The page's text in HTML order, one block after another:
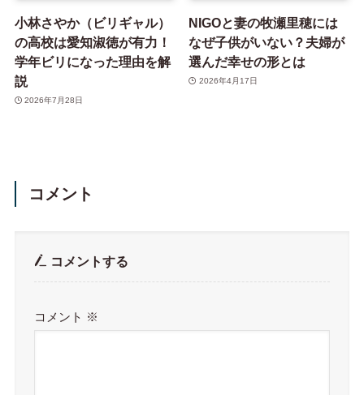
小林さやか（ビリギャル）
の高校は愛知淑徳が有力！
学年ビリになった理由を解
説
2026年7月28日
NIGOと妻の牧瀬里穂には
なぜ子供がいない？夫婦が
選んだ幸せの形とは
2026年4月17日
コメント
コメントする
コメント ※